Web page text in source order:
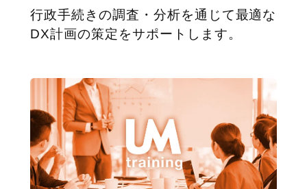
行政手続きの調査・分析を通じて最適な
DX計画の策定をサポートします。